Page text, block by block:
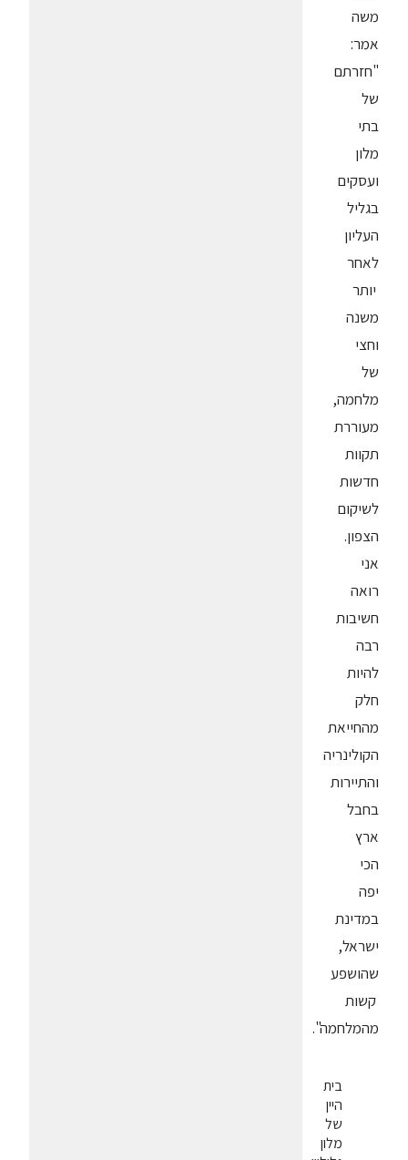
משה
אמר:
"חזרתם
של
בתי
מלון
ועסקים
בגליל
העליון
לאחר
יותר
משנה
וחצי
של
מלחמה,
מעוררת
תקוות
חדשות
לשיקום
הצפון.
אני
רואה
חשיבות
רבה
להיות
חלק
מהחייאת
הקולינריה
והתיירות
בחבל
ארץ
הכי
יפה
במדינת
ישראל,
שהושפע
קשות
מהמלחמה".
בית
היין
של
מלון